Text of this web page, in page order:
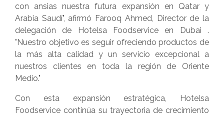
con ansias nuestra futura expansión en Qatar y
Arabia Saudí", afirmó Farooq Ahmed, Director de la
delegación de Hotelsa Foodservice en Dubai .
"Nuestro objetivo es seguir ofreciendo productos de
la más alta calidad y un servicio excepcional a
nuestros clientes en toda la región de Oriente
Medio."
Con esta expansión estratégica, Hotelsa
Foodservice continúa su trayectoria de crecimiento